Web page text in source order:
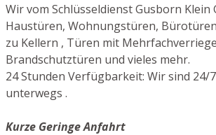
Wir vom Schlüsseldienst Gusborn
Haustüren, Wohnungstüren,
zu Kellern , Türen mit
Brandschutztüren und vieles mehr.
24 Stunden Verfügbarkeit: Wir sind 24/
unterwegs .
Kurze Geringe Anfahrt